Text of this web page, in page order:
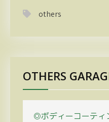
others
OTHERS
◎ボディーコーティ